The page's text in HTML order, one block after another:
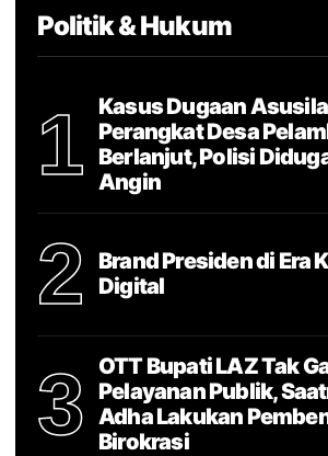
Politik & Hukum
1
Kasus Dugaan
Perangkat Desa
Berlanjut, Polisi
Angin
2
Brand Presiden di Era
Digital
3
OTT Bupati LAZ Tak
Pelayanan Publik,
Adha Lakukan
Birokrasi